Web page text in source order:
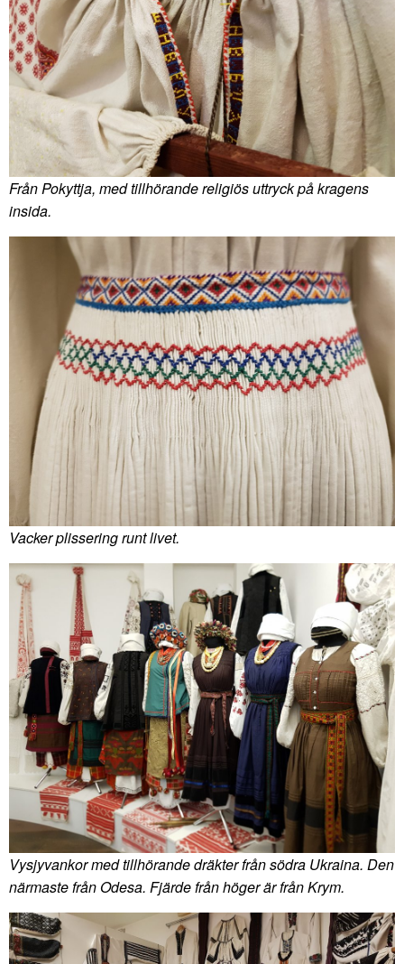
Från Pokyttja, med tillhörande religiös uttryck på kragens
insida.
Vacker plissering runt livet.
Vysjyvankor med tillhörande dräkter från södra Ukraina. Den
närmaste från Odesa. Fjärde från höger är från Krym.